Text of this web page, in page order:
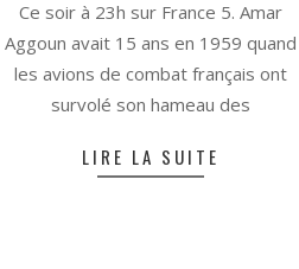
Ce soir à 23h sur France 5. Amar
Aggoun avait 15 ans en 1959 quand
les avions de combat français ont
survolé son hameau des
LIRE LA SUITE